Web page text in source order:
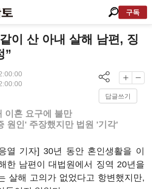
구독
이 산 아내 살해 남편, 징
”
답글쓰기
이혼 요구에 불만
원인' 주장했지만 법원 '기각'
열 기자] 30년 동안 혼인생활을 이
한 남편이 대법원에서 징역 20년을
살해 고의가 없었다고 항변했지만,